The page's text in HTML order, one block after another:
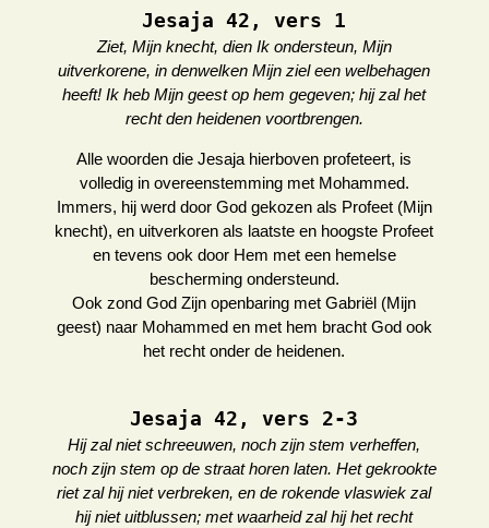
Jesaja 42, vers 1
Ziet, Mijn knecht, dien Ik ondersteun, Mijn
uitverkorene, in denwelken Mijn ziel een welbehagen
heeft! Ik heb Mijn geest op hem gegeven; hij zal het
recht den heidenen voortbrengen.
Alle woorden die Jesaja hierboven profeteert, is
volledig in overeenstemming met Mohammed.
Immers, hij werd door God gekozen als Profeet (Mijn
knecht), en uitverkoren als laatste en hoogste Profeet
en tevens ook door Hem met een hemelse
bescherming ondersteund.
Ook zond God Zijn openbaring met Gabriël (Mijn
geest) naar Mohammed en met hem bracht God ook
het recht onder de heidenen.
Jesaja 42, vers 2-3
Hij zal niet schreeuwen, noch zijn stem verheffen,
noch zijn stem op de straat horen laten. Het gekrookte
riet zal hij niet verbreken, en de rokende vlaswiek zal
hij niet uitblussen; met waarheid zal hij het recht